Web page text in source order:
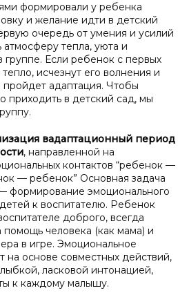
формировали у ребенка
и желание идти в детский
очередь от умения и усилий
атмосферу тепла, уюта и
группе. Если ребенок с первых
исчезнут его волнения и
пройдет адаптация. Чтобы
приходить в детский сад, мы
вадаптационный период
, направленной на
контактов “ребенок —
— ребенок” Основная задача
формирование эмоционального
к воспитателю. Ребенок
доброго, всегда
помощь человека (как мама) и
в игре. Эмоциональное
на основе совместных действий,
ласковой интонацией,
к каждому малышу.